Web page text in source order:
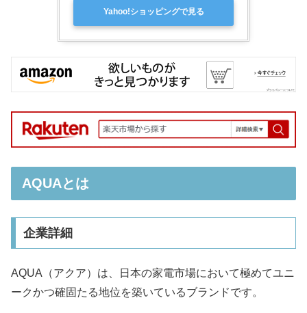
Yahoo!ショッピングで見る
AQUAとは
企業詳細
AQUA（アクア）は、日本の家電市場において極めてユニ
ークかつ確固たる地位を築いているブランドです。